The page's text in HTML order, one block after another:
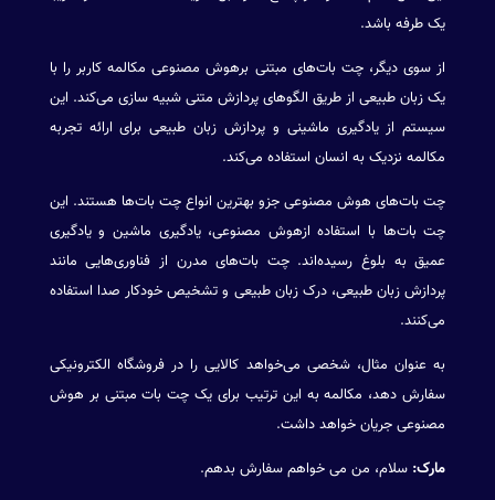
یک طرفه باشد.
از سوی دیگر، چت بات‌های مبتنی برهوش مصنوعی مکالمه کاربر را با
یک زبان طبیعی از طریق الگوهای پردازش متنی شبیه سازی می‌کند. این
سیستم از یادگیری ماشینی و پردازش زبان طبیعی برای ارائه تجربه
مکالمه نزدیک به انسان استفاده می‌کند.
چت بات‌های هوش مصنوعی جزو بهترین انواع چت بات‌ها هستند. این
چت بات‌ها با استفاده ازهوش مصنوعی، یادگیری ماشین و یادگیری
عمیق به بلوغ ‌رسیده‌اند. چت بات‌های مدرن از فناوری‌هایی مانند
پردازش زبان طبیعی، درک زبان طبیعی و تشخیص خودکار صدا استفاده
می‌کنند.
به عنوان مثال، شخصی می‌خواهد کالایی را در فروشگاه الکترونیکی
سفارش دهد، مکالمه به این ترتیب برای یک چت بات مبتنی بر هوش
مصنوعی جریان خواهد داشت.
مارک: سلام، من می خواهم سفارش بدهم.